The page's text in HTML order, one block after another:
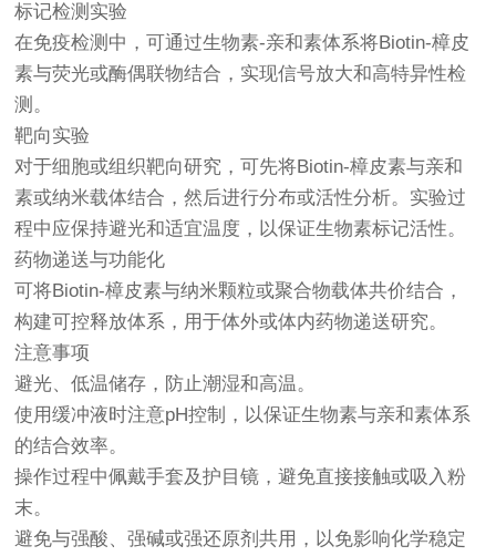
标记检测实验
在免疫检测中，可通过生物素-亲和素体系将Biotin-樟皮
素与荧光或酶偶联物结合，实现信号放大和高特异性检
测。
靶向实验
对于细胞或组织靶向研究，可先将Biotin-樟皮素与亲和
素或纳米载体结合，然后进行分布或活性分析。实验过
程中应保持避光和适宜温度，以保证生物素标记活性。
药物递送与功能化
可将Biotin-樟皮素与纳米颗粒或聚合物载体共价结合，
构建可控释放体系，用于体外或体内药物递送研究。
注意事项
避光、低温储存，防止潮湿和高温。
使用缓冲液时注意pH控制，以保证生物素与亲和素体系
的结合效率。
操作过程中佩戴手套及护目镜，避免直接接触或吸入粉
末。
避免与强酸、强碱或强还原剂共用，以免影响化学稳定